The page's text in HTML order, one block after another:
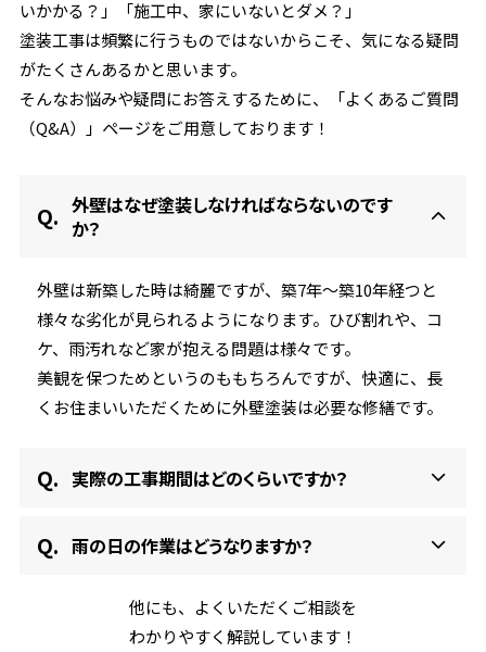
いかかる？」
「施工中、家にいないとダメ？」
塗装工事は頻繁に行うものではないからこそ、気になる疑問
がたくさんあるかと思います。
そんなお悩みや疑問にお答えするために、
「よくあるご質問
（Q&A）」ページをご用意しております！
外壁はなぜ塗装しなければならないのです
か？
外壁は新築した時は綺麗ですが、築7年〜築10年経つと
様々な劣化が見られるようになります。ひび割れや、コ
ケ、雨汚れなど家が抱える問題は様々です。
美観を保つためというのももちろんですが、快適に、長
くお住まいいただくために外壁塗装は必要な修繕です。
実際の工事期間はどのくらいですか？
雨の日の作業はどうなりますか？
他にも、よくいただくご相談を
わかりやすく解説しています！